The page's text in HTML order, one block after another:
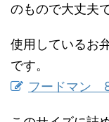
のもので大丈夫で
使用しているお
です。
フードマン